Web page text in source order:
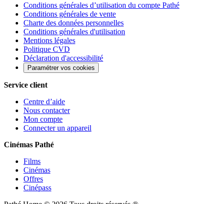
Conditions générales d’utilisation du compte Pathé
Conditions générales de vente
Charte des données personnelles
Conditions générales d'utilisation
Mentions légales
Politique CVD
Déclaration d'accessibilité
Paramétrer vos cookies
Service client
Centre d’aide
Nous contacter
Mon compte
Connecter un appareil
Cinémas Pathé
Films
Cinémas
Offres
Cinépass